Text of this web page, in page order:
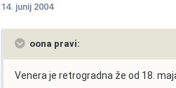
14. junij 2004
oona pravi:
Venera je retrogradna že od 18.